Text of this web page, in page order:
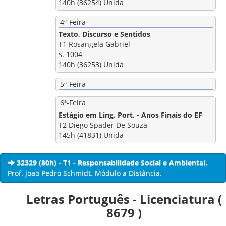
140h (36254) Unida
4ª-Feira
Texto, Discurso e Sentidos
T1 Rosangela Gabriel
s. 1004
140h (36253) Unida
5ª-Feira
6ª-Feira
Estágio em Líng. Port. - Anos Finais do EF
T2 Diego Spader De Souza
145h (41831) Unida
32329 (80h) - T1 - Responsabilidade Social e Ambiental.
Prof. Joao Pedro Schmidt. Módulo a Distância.
Letras Português - Licenciatura (
8679 )